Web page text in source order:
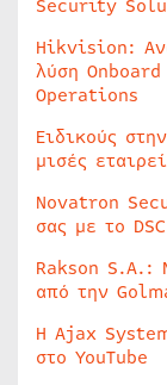
Security
Hikvision:
λύση
Operations
Ειδικούς
μισές
Novatron
σας με το
Rakson S.A.:
από την
Η Ajax
στο YouTube